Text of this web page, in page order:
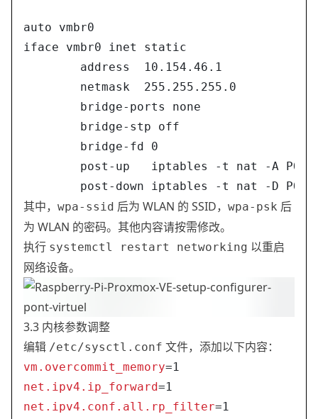
auto vmbr0
iface vmbr0 inet static
        address  10.154.46.1
        netmask  255.255.255.0
        bridge-ports none
        bridge-stp off
        bridge-fd 0
post-up   iptables -t nat -A
post-down iptables -t nat -D
其中， wpa-ssid 后为 WLAN 的 SSID， wpa-psk 后
为 WLAN 的密码。其他内容请按需修改。
执行 systemctl restart networking 以重启
网络设备。
3.3 内核参数调整
编辑 /etc/sysctl.conf 文件，添加以下内容：
vm.overcommit_memory=1
net.ipv4.ip_forward=1
net.ipv4.conf.all.rp_filter=1